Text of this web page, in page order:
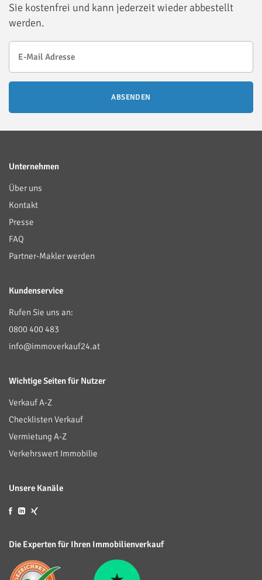
Sie kostenfrei und kann jederzeit wieder abbestellt
werden.
ABSENDEN
Unternehmen
Über uns
Kontakt
Presse
FAQ
Partner-Makler werden
Kundenservice
Rufen Sie uns an:
0800 400 483
info@immoverkauf24.at
Wichtige Seiten für Nutzer
Verkauf A-Z
Checklisten Verkauf
Vermietung A-Z
Verkehrswert Immobilie
Unsere Kanäle
Die Experten für Ihren Immobilienverkauf